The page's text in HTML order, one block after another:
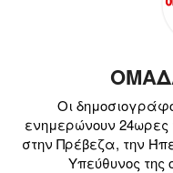
Οι
ενημερώνουν 24ωρες
στην Πρέβεζα, την
Υπεύθυνος της